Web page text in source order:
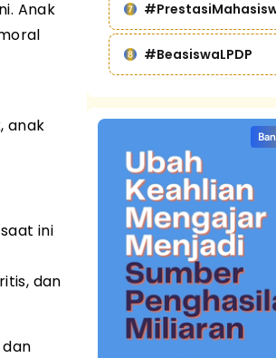
Anak
anak
ini
dan
#BeasiswaLPDP